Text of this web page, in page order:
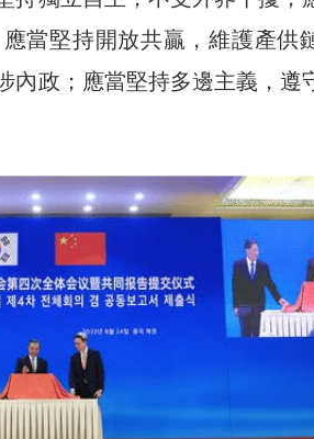
當堅持開放共贏，維護產供
內政；應當堅持多邊主義，遵